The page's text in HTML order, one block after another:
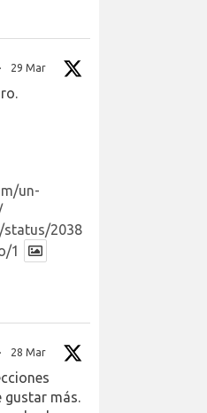
· 29 Mar
un-
status/2038
1
· 28 Mar
gustar más.